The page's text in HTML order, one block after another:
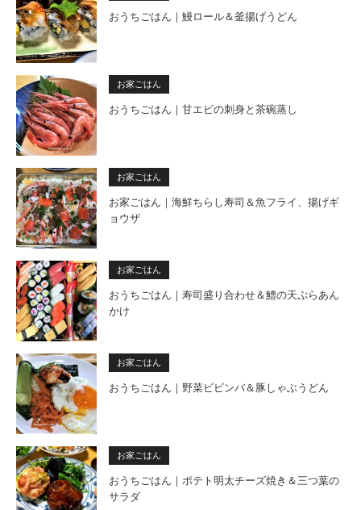
おうちごはん｜鰻ロール＆釜揚げうどん
お家ごはん
おうちごはん｜甘エビの刺身と茶碗蒸し
お家ごはん
お家ごはん｜海鮮ちらし寿司＆魚フライ、揚げギ
ョウザ
お家ごはん
おうちごはん｜寿司盛り合わせ＆鱧の天ぷらあん
かけ
お家ごはん
おうちごはん｜野菜ビビンバ＆豚しゃぶうどん
お家ごはん
おうちごはん｜ポテト明太チーズ焼き＆三つ葉の
サラダ